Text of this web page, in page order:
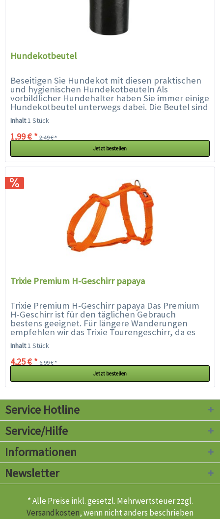
Hundekotbeutel
Beseitigen Sie Hundekot mit diesen praktischen
und hygienischen Hundekotbeuteln Als
vorbildlicher Hundehalter haben Sie immer einige
Hundekotbeutel unterwegs dabei. Die Beutel sind
sehr günstig, in einem Spender bequem...
Inhalt1 Stück
1,99 € * 2,49 € *
Jetzt bestellen
Trixie Premium H-Geschirr papaya
Trixie Premium H-Geschirr papaya Das Premium
H-Geschirr ist für den täglichen Gebrauch
bestens geeignet. Für längere Wanderungen
empfehlen wir das Trixie Tourengeschirr, da es
zusätzlich gepolstert ist.. Eigenschaften: für den...
Inhalt1 Stück
4,25 € * 6,99 € *
Jetzt bestellen
Service Hotline
Service/Hilfe
Informationen
Newsletter
* Alle Preise inkl. gesetzl. Mehrwertsteuer zzgl.
Versandkosten, wenn nicht anders beschrieben